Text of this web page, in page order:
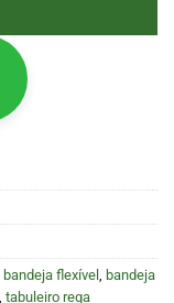
bandeja flexível bandeja
tabuleiro rega